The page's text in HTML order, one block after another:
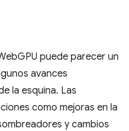
puede parecer un
avances
la esquina. Las
como mejoras en la
y cambios